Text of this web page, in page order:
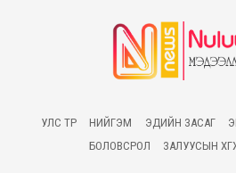
УЛС ТӨР НИЙГЭМ ЭДИЙН ЗАСАГ
БОЛОВСРОЛ
ЗАЛУУСЫН